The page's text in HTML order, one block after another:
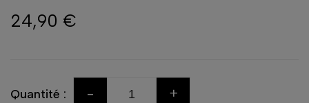
24,90 €
Quantité : - +